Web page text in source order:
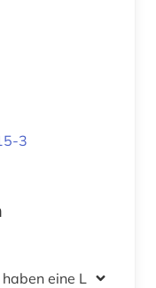
3
eine Lizenz